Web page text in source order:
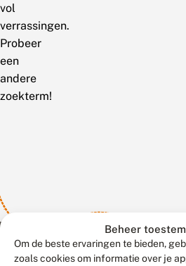
Beheer
Om de beste ervaringen te bieden,
zoals cookies om informatie over je
vol
verrassingen.
Probeer
een
andere
zoekterm!